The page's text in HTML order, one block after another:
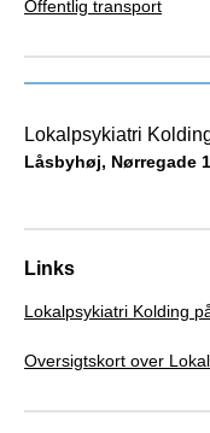
Offentlig transport
Links
Lokalpsykiatri Kolding
Oversigtskort over
Lokalpsykiatri
Låsbyhøj, Nørregade